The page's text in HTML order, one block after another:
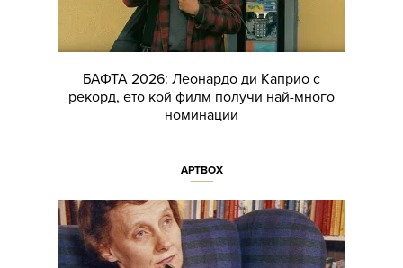
БАФТА 2026: Леонардо ди Каприо с
рекорд, ето кой филм получи най-много
номинации
АРТBOX